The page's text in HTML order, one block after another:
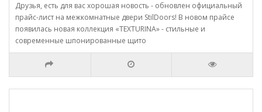
Друзья, есть для вас хорошая новость - обновлен официальный
прайс-лист на межкомнатные двери StilDoors! В новом прайсе
появилась новая коллекция «TEXTURINA» - стильные и
современные шпонированные щито